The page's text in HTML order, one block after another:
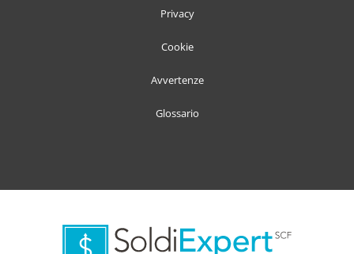
Privacy
Cookie
Avvertenze
Glossario